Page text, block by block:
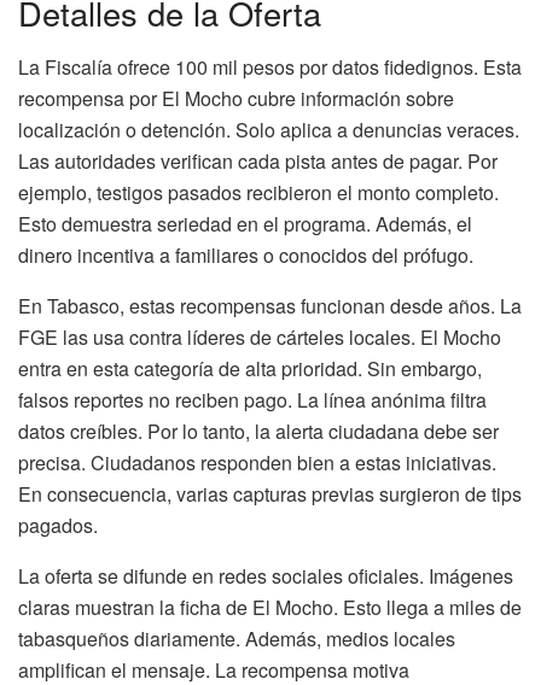
Detalles de la Oferta
La Fiscalía ofrece 100 mil pesos por datos fidedignos. Esta
recompensa por El Mocho cubre información sobre
localización o detención. Solo aplica a denuncias veraces.
Las autoridades verifican cada pista antes de pagar. Por
ejemplo, testigos pasados recibieron el monto completo.
Esto demuestra seriedad en el programa. Además, el
dinero incentiva a familiares o conocidos del prófugo.
En Tabasco, estas recompensas funcionan desde años. La
FGE las usa contra líderes de cárteles locales. El Mocho
entra en esta categoría de alta prioridad. Sin embargo,
falsos reportes no reciben pago. La línea anónima filtra
datos creíbles. Por lo tanto, la alerta ciudadana debe ser
precisa. Ciudadanos responden bien a estas iniciativas.
En consecuencia, varias capturas previas surgieron de tips
pagados.
La oferta se difunde en redes sociales oficiales. Imágenes
claras muestran la ficha de El Mocho. Esto llega a miles de
tabasqueños diariamente. Además, medios locales
amplifican el mensaje. La recompensa motiva